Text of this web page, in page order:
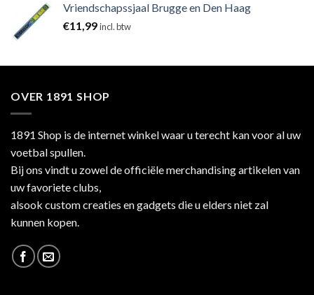
Vriendschapssjaal Brugge en Den Haag
€11,99incl. btw
OVER 1891 SHOP
1891 Shop is de internet winkel waar u terecht kan voor al uw
voetbal spullen.
Bij ons vindt u zowel de officiële merchandising artikelen van
uw favoriete clubs,
alsook custom creaties en gadgets die u elders niet zal
kunnen kopen.